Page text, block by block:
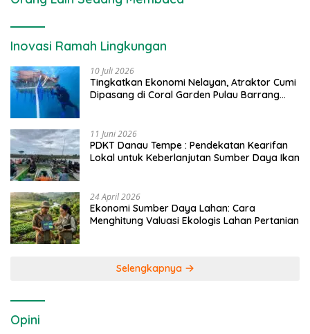
Inovasi Ramah Lingkungan
10 Juli 2026
Tingkatkan Ekonomi Nelayan, Atraktor Cumi
Dipasang di Coral Garden Pulau Barrang
11 Juni 2026
PDKT Danau Tempe : Pendekatan Kearifan
Lokal untuk Keberlanjutan Sumber Daya Ikan
24 April 2026
Ekonomi Sumber Daya Lahan: Cara
Menghitung Valuasi Ekologis Lahan Pertanian
Selengkapnya
Opini